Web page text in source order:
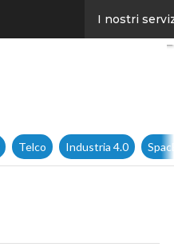
I nostri
Telco Industria 4.0